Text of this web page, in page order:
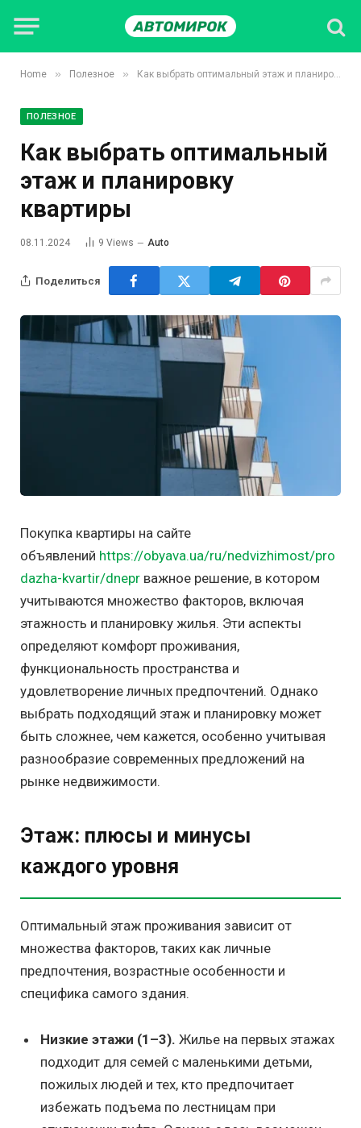
Home » Полезное » Как выбрать оптимальный этаж и планировку квартиры
ПОЛЕЗНОЕ
Как выбрать оптимальный
этаж и планировку
квартиры
08.11.2024 9 Views Auto
Поделиться
Покупка квартиры на сайте
объявлений https://obyava.ua/ru/nedvizhimost/pro
dazha-kvartir/dnepr важное решение, в котором
учитываются множество факторов, включая
этажность и планировку жилья. Эти аспекты
определяют комфорт проживания,
функциональность пространства и
удовлетворение личных предпочтений. Однако
выбрать подходящий этаж и планировку может
быть сложнее, чем кажется, особенно учитывая
разнообразие современных предложений на
рынке недвижимости.
Этаж: плюсы и минусы
каждого уровня
Оптимальный этаж проживания зависит от
множества факторов, таких как личные
предпочтения, возрастные особенности и
специфика самого здания.
Низкие этажи (1–3). Жилье на первых этажах
подходит для семей с маленькими детьми,
пожилых людей и тех, кто предпочитает
избежать подъема по лестницам при